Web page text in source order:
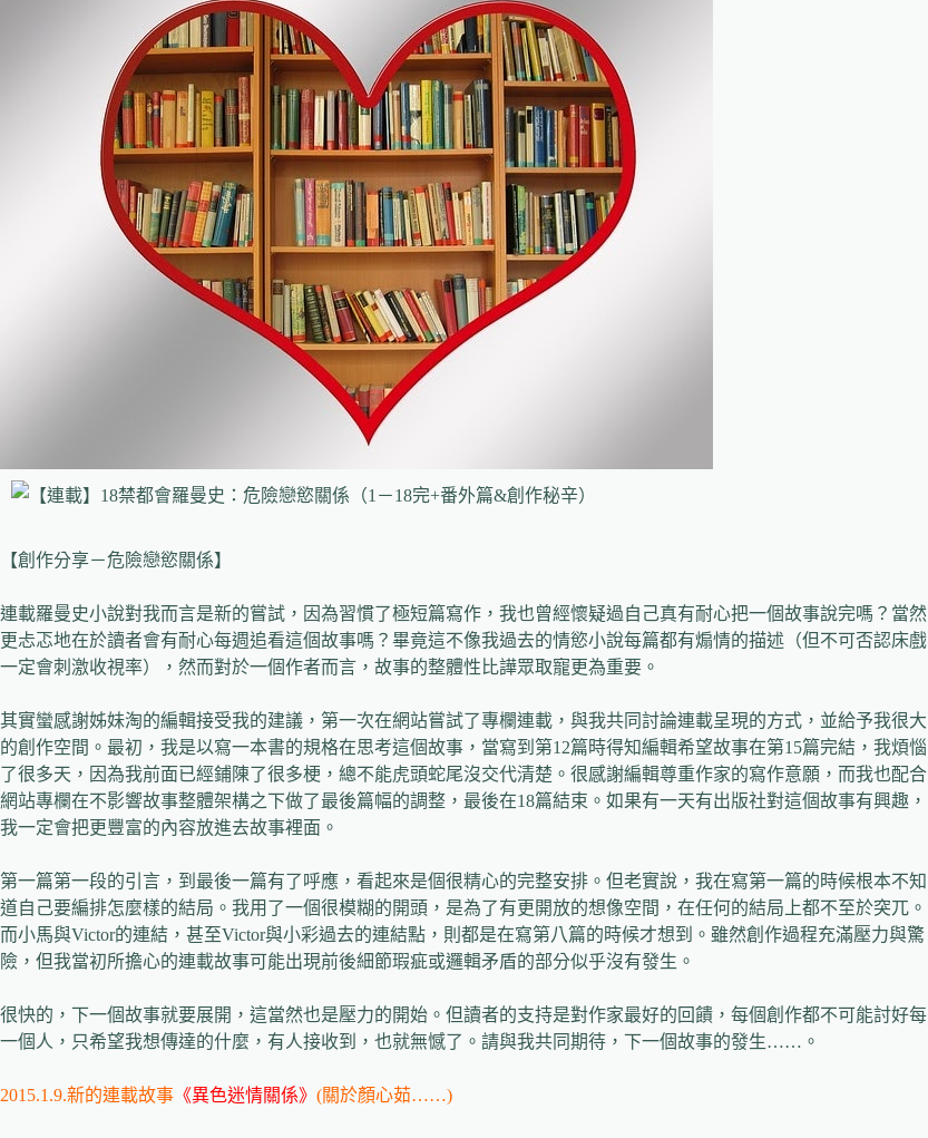
【創作分享－危險戀慾關係】
連載羅曼史小說對我而言是新的嘗試，因為習慣了極短篇寫作，我也曾經懷疑過自己真有耐心把一個故事說完嗎？當然
更忐忑地在於讀者會有耐心每週追看這個故事嗎？畢竟這不像我過去的情慾小說每篇都有煽情的描述（但不可否認床戲
一定會刺激收視率），然而對於一個作者而言，故事的整體性比譁眾取寵更為重要。
其實蠻感謝姊妹淘的編輯接受我的建議，第一次在網站嘗試了專欄連載，與我共同討論連載呈現的方式，並給予我很大
的創作空間。最初，我是以寫一本書的規格在思考這個故事，當寫到第12篇時得知編輯希望故事在第15篇完結，我煩惱
了很多天，因為我前面已經鋪陳了很多梗，總不能虎頭蛇尾沒交代清楚。很感謝編輯尊重作家的寫作意願，而我也配合
網站專欄在不影響故事整體架構之下做了最後篇幅的調整，最後在18篇結束。如果有一天有出版社對這個故事有興趣，
我一定會把更豐富的內容放進去故事裡面。
第一篇第一段的引言，到最後一篇有了呼應，看起來是個很精心的完整安排。但老實說，我在寫第一篇的時候根本不知
道自己要編排怎麼樣的結局。我用了一個很模糊的開頭，是為了有更開放的想像空間，在任何的結局上都不至於突兀。
而小馬與Victor的連結，甚至Victor與小彩過去的連結點，則都是在寫第八篇的時候才想到。雖然創作過程充滿壓力與驚
險，但我當初所擔心的連載故事可能出現前後細節瑕疵或邏輯矛盾的部分似乎沒有發生。
很快的，下一個故事就要展開，這當然也是壓力的開始。但讀者的支持是對作家最好的回饋，每個創作都不可能討好每
一個人，只希望我想傳達的什麼，有人接收到，也就無憾了。請與我共同期待，下一個故事的發生……。
2015.1.9.新的連載故事 《異色迷情關係》 (關於顏心茹……)